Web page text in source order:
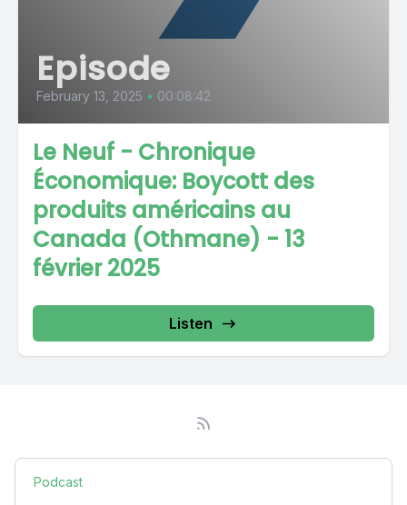
Episode
February 13, 2025 • 00:08:42
Le Neuf - Chronique
Économique: Boycott des
produits américains au
Canada (Othmane) - 13
février 2025
Listen
Podcast